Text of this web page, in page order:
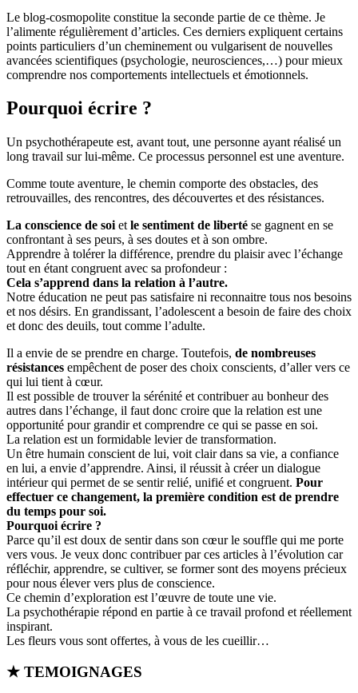
Le blog-cosmopolite constitue la seconde partie de ce thème. Je
l’alimente régulièrement d’articles. Ces derniers expliquent certains
points particuliers d’un cheminement ou vulgarisent de nouvelles
avancées scientifiques (psychologie, neurosciences,…) pour mieux
comprendre nos comportements intellectuels et émotionnels.
Pourquoi écrire ?
Un psychothérapeute est, avant tout, une personne ayant réalisé un
long travail sur lui-même. Ce processus personnel est une aventure.
Comme toute aventure, le chemin comporte des obstacles, des
retrouvailles, des rencontres, des découvertes et des résistances.
La conscience de soi et le sentiment de liberté se gagnent en se
confrontant à ses peurs, à ses doutes et à son ombre.
Apprendre à tolérer la différence, prendre du plaisir avec l’échange
tout en étant congruent avec sa profondeur :
Cela s’apprend dans la relation à l’autre.
Notre éducation ne peut pas satisfaire ni reconnaitre tous nos besoins
et nos désirs. En grandissant, l’adolescent a besoin de faire des choix
et donc des deuils, tout comme l’adulte.
Il a envie de se prendre en charge. Toutefois, de nombreuses
résistances empêchent de poser des choix conscients, d’aller vers ce
qui lui tient à cœur.
Il est possible de trouver la sérénité et contribuer au bonheur des
autres dans l’échange, il faut donc croire que la relation est une
opportunité pour grandir et comprendre ce qui se passe en soi.
La relation est un formidable levier de transformation.
Un être humain conscient de lui, voit clair dans sa vie, a confiance
en lui, a envie d’apprendre. Ainsi, il réussit à créer un dialogue
intérieur qui permet de se sentir relié, unifié et congruent. Pour
effectuer ce changement, la première condition est de prendre
du temps pour soi.
Pourquoi écrire ?
Parce qu’il est doux de sentir dans son cœur le souffle qui me porte
vers vous. Je veux donc contribuer par ces articles à l’évolution car
réfléchir, apprendre, se cultiver, se former sont des moyens précieux
pour nous élever vers plus de conscience.
Ce chemin d’exploration est l’œuvre de toute une vie.
La psychothérapie répond en partie à ce travail profond et réellement
inspirant.
Les fleurs vous sont offertes, à vous de les cueillir…
★ TEMOIGNAGES